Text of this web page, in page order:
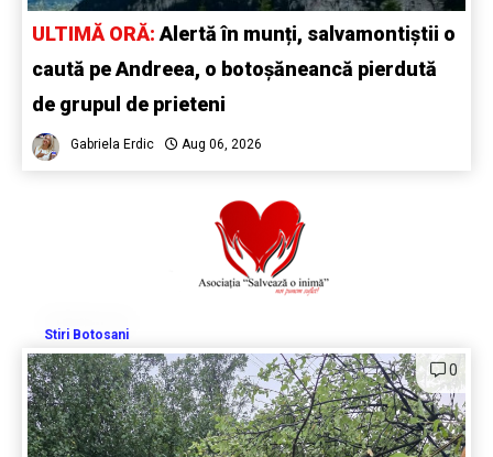
ULTIMĂ ORĂ: Alertă în munți, salvamontiștii o
caută pe Andreea, o botoșăneancă pierdută
de grupul de prieteni
Gabriela Erdic Aug 06, 2026
Stiri Botosani
0